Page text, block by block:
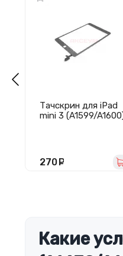
Тачскрин для iPad
mini 3 (A1599/
270
Какие